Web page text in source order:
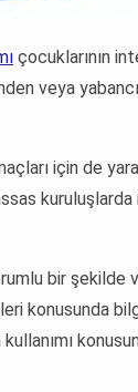
çocuklarının
veya
için de
bir
konusunda